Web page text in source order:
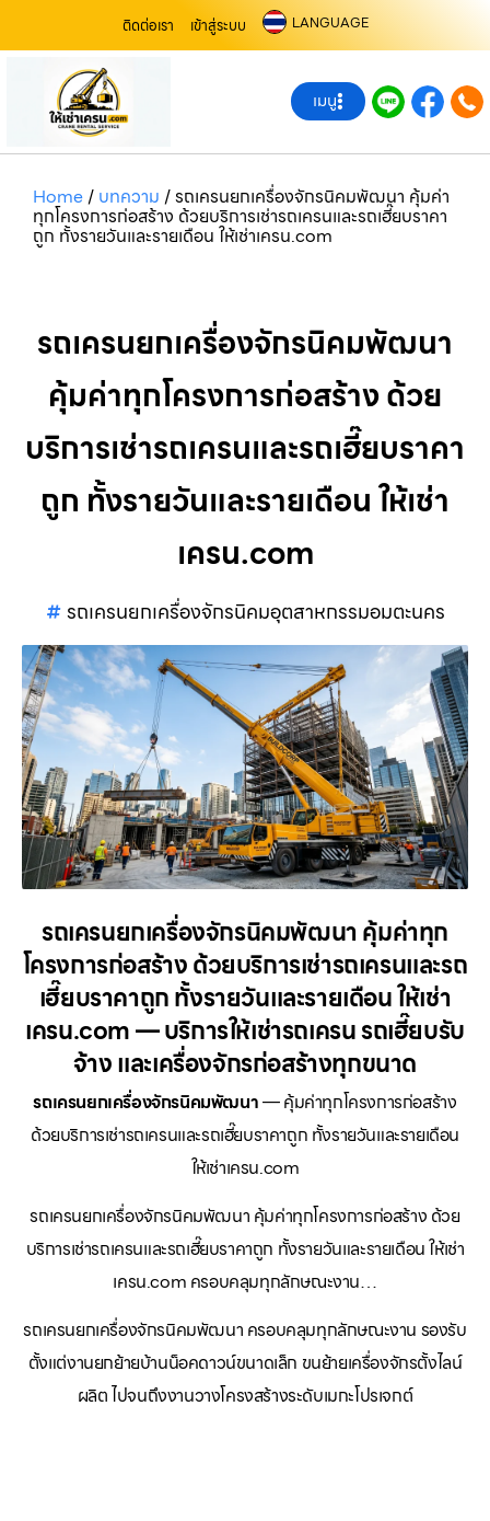
ติดต่อเรา เข้าสู่ระบบ LANGUAGE
เมนู
Home/ บทความ /รถเครนยกเครื่องจักรนิคมพัฒนา คุ้มค่า
ทุกโครงการก่อสร้าง ด้วยบริการเช่ารถเครนและรถเฮี๊ยบราคา
ถูก ทั้งรายวันและรายเดือน ให้เช่าเครน.com
รถเครนยกเครื่องจักรนิคมพัฒนา
คุ้มค่าทุกโครงการก่อสร้าง ด้วย
บริการเช่ารถเครนและรถเฮี๊ยบราคา
ถูก ทั้งรายวันและรายเดือน ให้เช่า
เครน.com
รถเครนยกเครื่องจักรนิคมอุตสาหกรรมอมตะนคร
รถเครนยกเครื่องจักรนิคมพัฒนา คุ้มค่าทุก
โครงการก่อสร้าง ด้วยบริการเช่ารถเครนและรถ
เฮี๊ยบราคาถูก ทั้งรายวันและรายเดือน ให้เช่า
เครน.com — บริการให้เช่ารถเครน รถเฮี๊ยบรับ
จ้าง และเครื่องจักรก่อสร้างทุกขนาด
รถเครนยกเครื่องจักรนิคมพัฒนา— คุ้มค่าทุกโครงการก่อสร้าง
ด้วยบริการเช่ารถเครนและรถเฮี๊ยบราคาถูก ทั้งรายวันและรายเดือน
ให้เช่าเครน.com
รถเครนยกเครื่องจักรนิคมพัฒนา คุ้มค่าทุกโครงการก่อสร้าง ด้วย
บริการเช่ารถเครนและรถเฮี๊ยบราคาถูก ทั้งรายวันและรายเดือน ให้เช่า
เครน.com ครอบคลุมทุกลักษณะงาน…
รถเครนยกเครื่องจักรนิคมพัฒนา ครอบคลุมทุกลักษณะงาน รองรับ
ตั้งแต่งานยกย้ายบ้านน็อคดาวน์ขนาดเล็ก ขนย้ายเครื่องจักรตั้งไลน์
ผลิต ไปจนถึงงานวางโครงสร้างระดับเมกะโปรเจกต์